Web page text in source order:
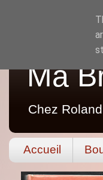
Ma
Chez
Accueil